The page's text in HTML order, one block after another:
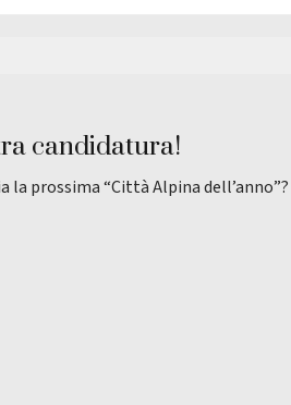
candidatura!
la prossima “Città Alpina dell’anno”?